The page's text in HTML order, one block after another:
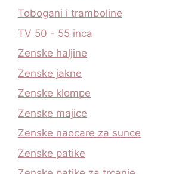
Tobogani i tramboline
TV 50 - 55 inca
Zenske haljine
Zenske jakne
Zenske klompe
Zenske majice
Zenske naocare za sunce
Zenske patike